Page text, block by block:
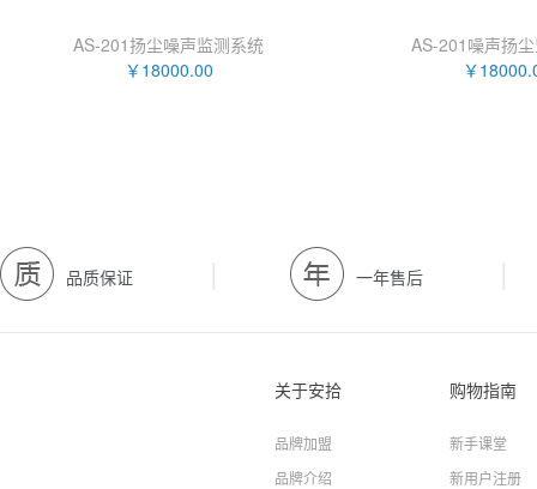
AS-201扬尘噪声监测系统
￥18000.00
AS-201噪声扬
￥
品质保证 | 一年售后 |
关于安拾
品牌加盟
品牌介绍
购物指南
新手课堂
新用户注册